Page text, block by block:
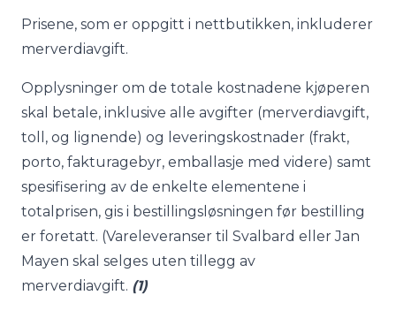
Prisene, som er oppgitt i nettbutikken, inkluderer
merverdiavgift.
Opplysninger om de totale kostnadene kjøperen
skal betale, inklusive alle avgifter (merverdiavgift,
toll, og lignende) og leveringskostnader (frakt,
porto, fakturagebyr, emballasje med videre) samt
spesifisering av de enkelte elementene i
totalprisen, gis i bestillingsløsningen før bestilling
er foretatt. (Vareleveranser til Svalbard eller Jan
Mayen skal selges uten tillegg av
merverdiavgift. (1)